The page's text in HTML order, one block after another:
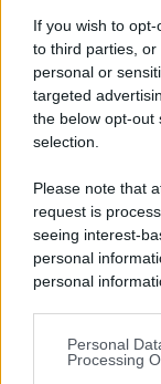
If you wish to
to third parties,
personal or
targeted
the below opt-out
selection.
Please note that
request is
seeing interest-
personal
personal
You may
disclosure of
Personal
Processing
i lavori di
piazzale
diRedazione
GESTIONE DIRETTA